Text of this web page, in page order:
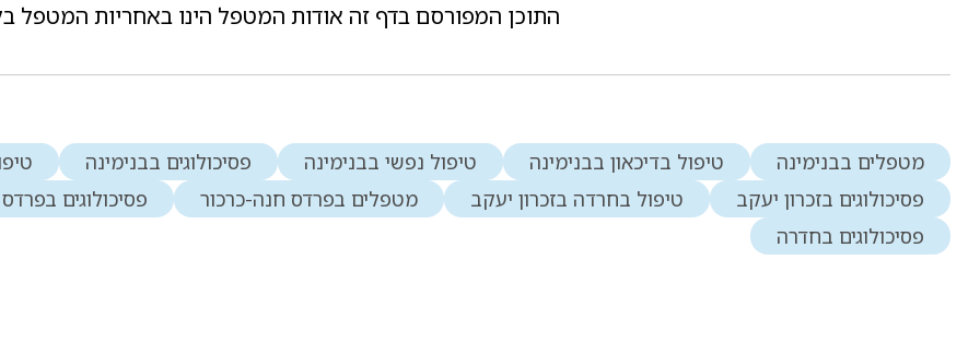
התוכן המפורסם בדף זה אודות המטפל הינו באחריות המטפל
מטפלים בבנימינה טיפול בדיכאון בבנימינה טיפול נפשי בבנימינה פסיכולוגים בבנימינה
פסיכולוגים בזכרון יעקב
טיפול בחרדה בזכרון יעקב מטפלים בפרדס חנה-כרכור
פסיכולוגים
פסיכולוגים בחדרה